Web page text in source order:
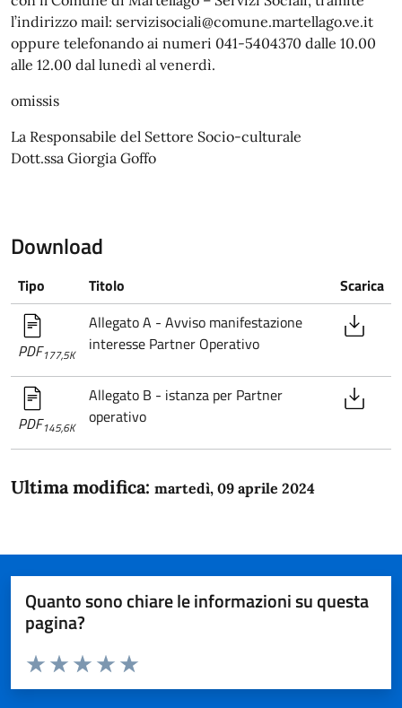
l’indirizzo mail: servizisociali@comune.martellago.ve.it
oppure telefonando ai numeri 041-5404370 dalle 10.00
alle 12.00 dal lunedì al venerdì.
omissis
La Responsabile del Settore Socio-culturale
Dott.ssa Giorgia Goffo
Download
Tipo Titolo Scarica
PDF177,5K
Allegato A - Avviso manifestazione
interesse Partner Operativo
PDF145,6K
Allegato B - istanza per Partner
operativo
Ultima modifica: martedì, 09 aprile 2024
Quanto sono chiare le informazioni su questa
pagina?
Domanda
Valuta da 1 a 5 stelle la pagina
Valuta 5 stelle su 5
Valuta 4 stelle su 5
Valuta 3 stelle su 5
Valuta 2 stelle su 5
Valuta 1 stelle su 5